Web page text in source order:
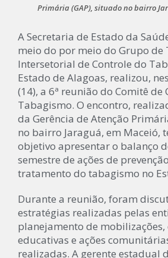
Primária (GAP), situado no bairro
A Secretaria de Estado da
meio do por meio do Grupo de
Intersetorial de Controle do
Estado de Alagoas, realizou,
(14), a 6ª reunião do Comitê de
Tabagismo. O encontro,
da Gerência de Atenção
no bairro Jaraguá, em Maceió,
objetivo apresentar o balanço
semestre de ações de
tratamento do tabagismo no
Durante a reunião, foram
estratégias realizadas pelas
planejamento de mobilizações,
educativas e ações
realizadas. A gerente estadual